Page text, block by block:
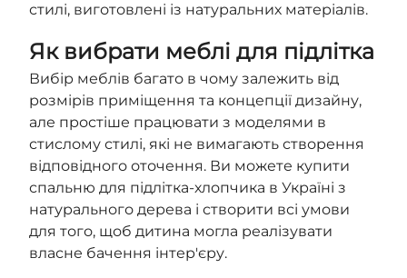
стилі, виготовлені із натуральних матеріалів.
Як вибрати меблі для підлітка
Вибір меблів багато в чому залежить від
розмірів приміщення та концепції дизайну,
але простіше працювати з моделями в
стислому стилі, які не вимагають створення
відповідного оточення. Ви можете купити
спальню для підлітка-хлопчика в Україні з
натурального дерева і створити всі умови
для того, щоб дитина могла реалізувати
власне бачення інтер'єру.